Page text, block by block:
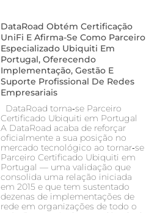
DataRoad Obtém Certificação
UniFi E Afirma-Se Como Parceiro
Especializado Ubiquiti Em
Portugal, Oferecendo
Implementação, Gestão E
Suporte Profissional De Redes
Empresariais
DataRoad torna‑se Parceiro
Certificado Ubiquiti em Portugal
A DataRoad acaba de reforçar
oficialmente a sua posição no
mercado tecnológico ao tornar‑se
Parceiro Certificado Ubiquiti em
Portugal — uma validação que
consolida uma relação iniciada
em 2015 e que tem sustentado
dezenas de implementações de
rede em organizações de todo o